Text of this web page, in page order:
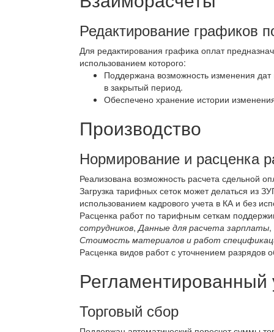
Редактирование графиков
Для редактирования графика оплат
использованием которого:
Поддержана возможность изменения
в закрытый период.
Обеспечено хранение истории
Производство
Нормирование и расценка
Реализована возможность расчета сдельной
Загрузка тарифных сеток может делаться из
использованием кадрового учета в КА и без
Расценка работ по тарифным сеткам
сотрудников,Данные для расчета зарплаты,
Стоимость материалов и работ
Расценка видов работ с уточнением
Регламентированный
Торговый сбор